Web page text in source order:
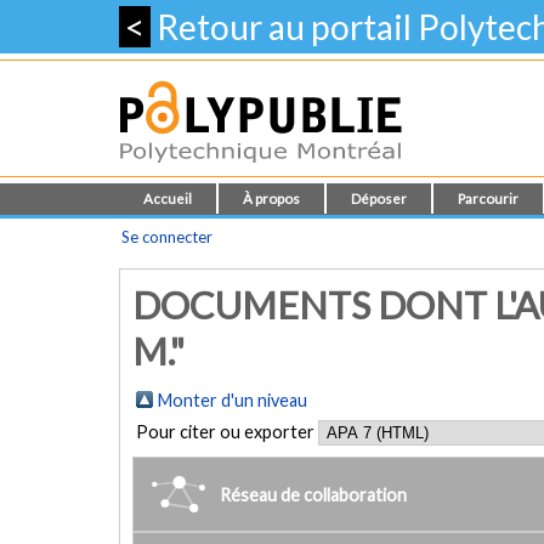
< Retour au portail
Accueil À propos Déposer Parcourir
Se connecter
DOCUMENTS DONT
M."
Monter d'un niveau
Pour citer ou exporter
Réseau de collaboration